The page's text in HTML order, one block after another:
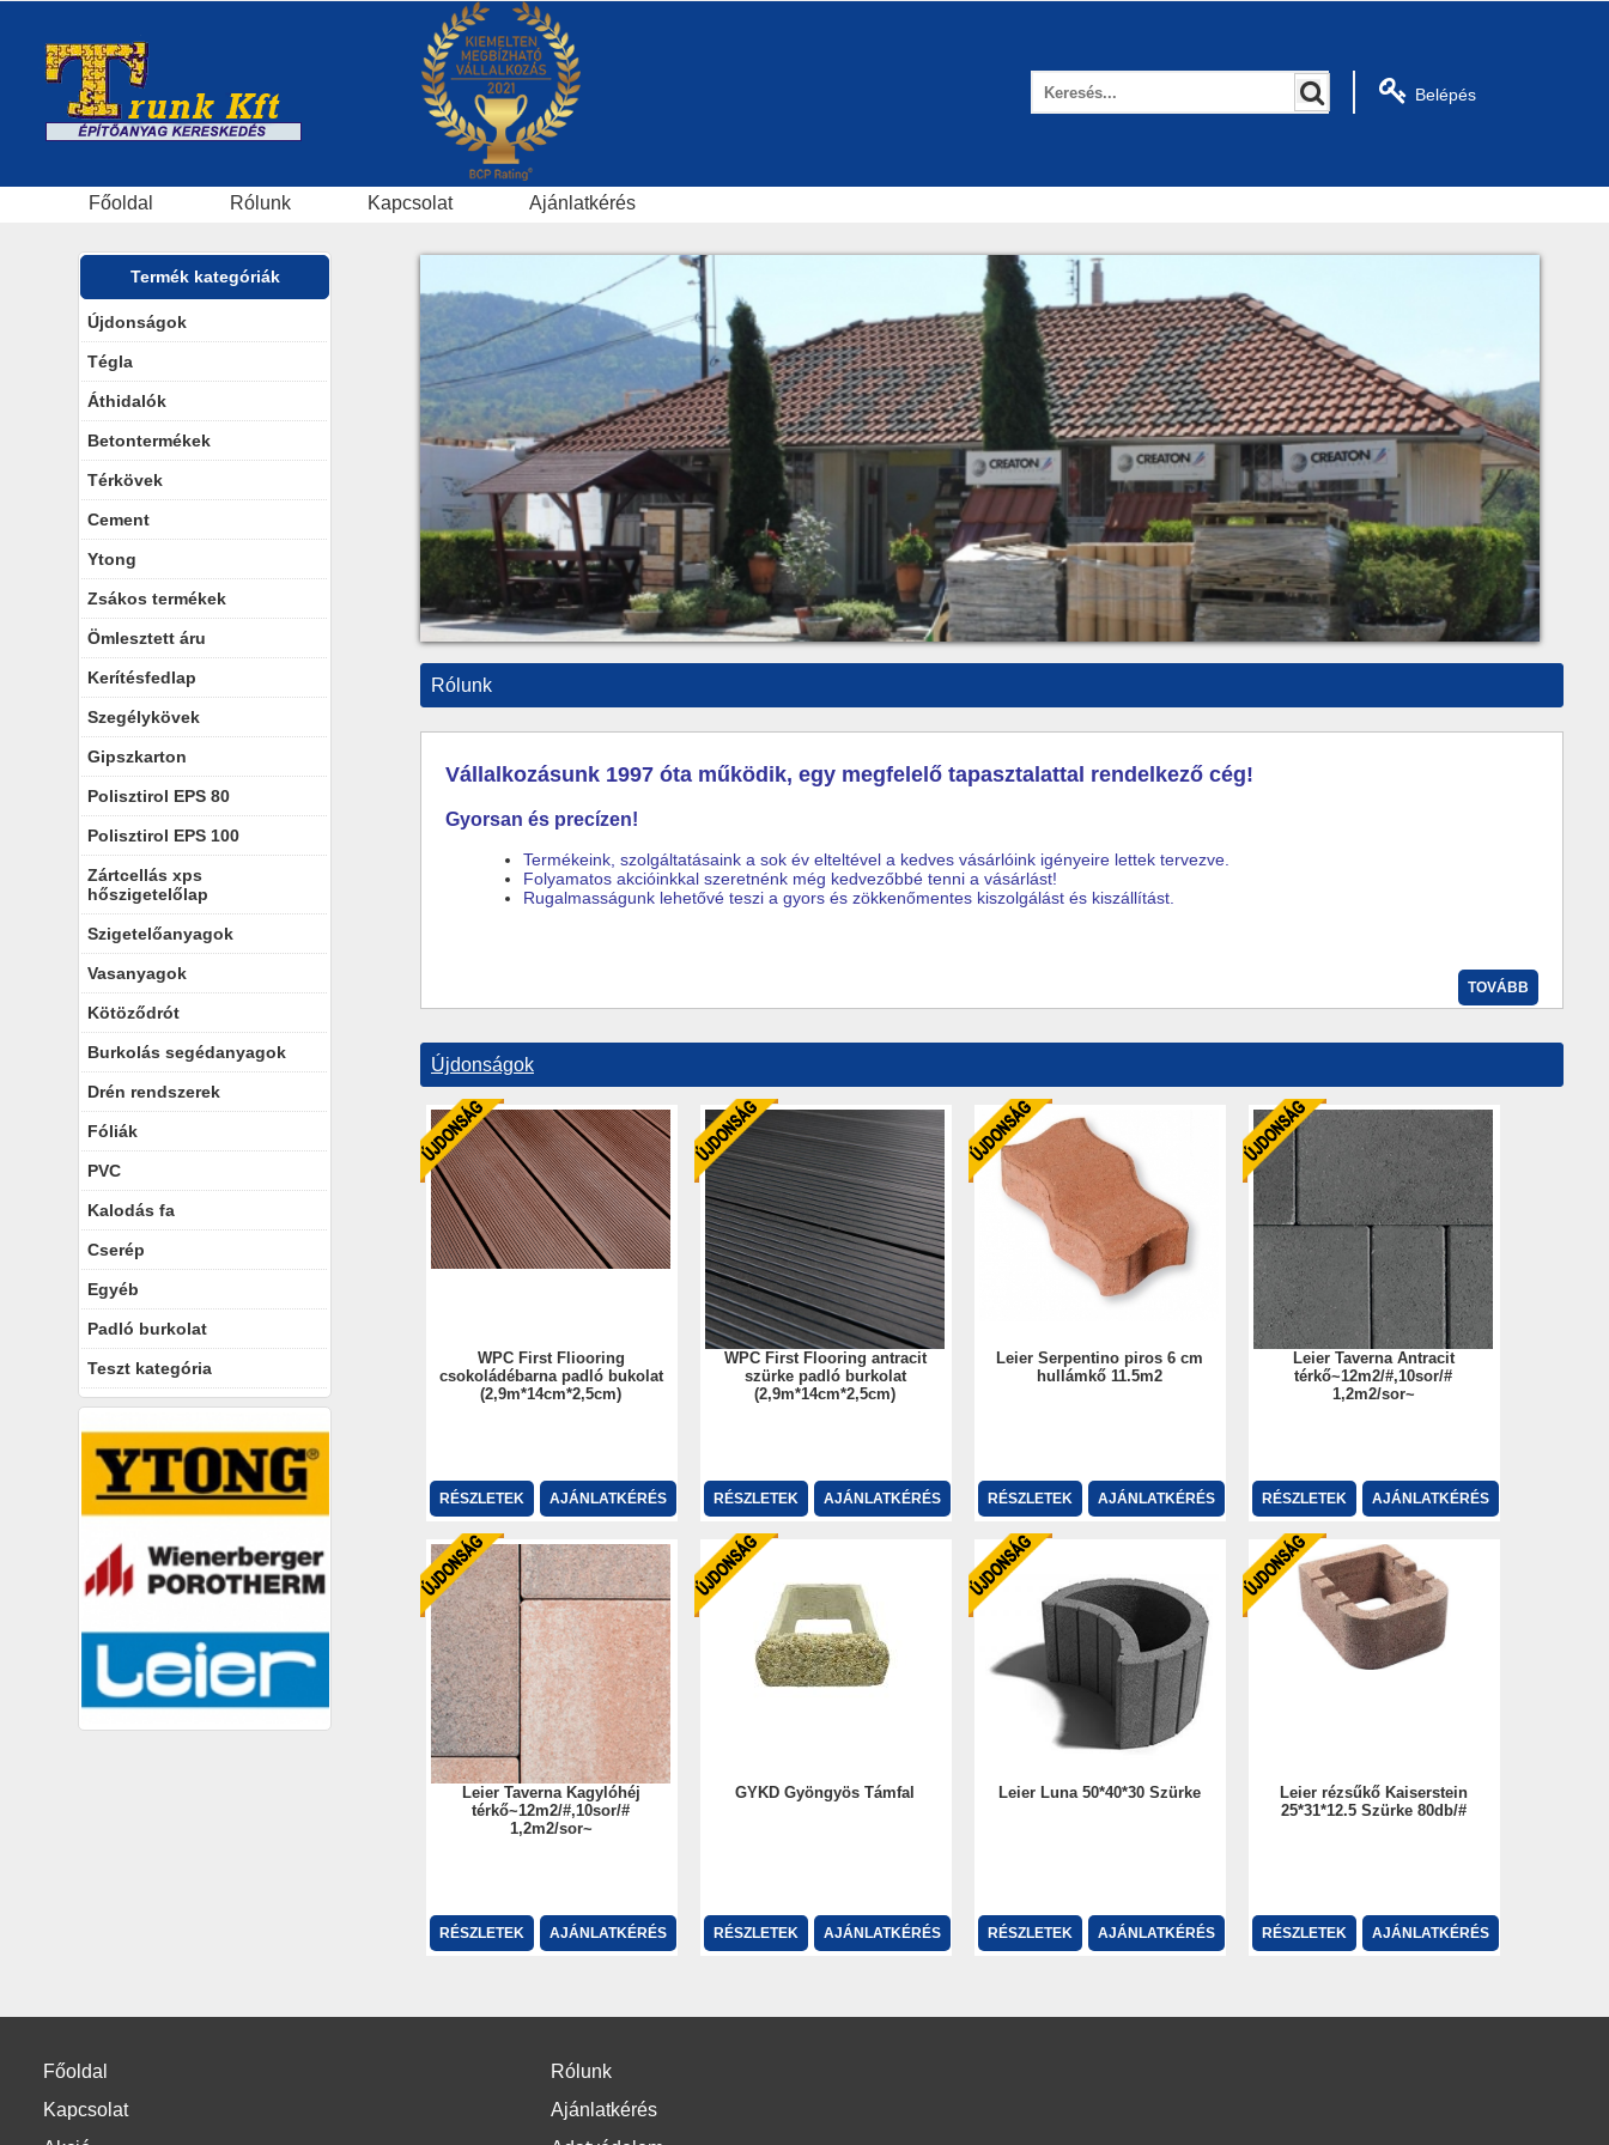
Belépés
Főoldal Rólunk Kapcsolat Ajánlatkérés
Termék kategóriák
Újdonságok
Tégla
Áthidalók
Betontermékek
Térkövek
Cement
Ytong
Zsákos termékek
Ömlesztett áru
Kerítésfedlap
Szegélykövek
Gipszkarton
Polisztirol EPS 80
Polisztirol EPS 100
Zártcellás xps
hőszigetelőlap
Szigetelőanyagok
Vasanyagok
Kötöződrót
Burkolás segédanyagok
Drén rendszerek
Fóliák
PVC
Kalodás fa
Cserép
Egyéb
Padló burkolat
Teszt kategória
Rólunk
Vállalkozásunk 1997 óta működik, egy megfelelő tapasztalattal rendelkező cég!
Gyorsan és precízen!
Termékeink, szolgáltatásaink a sok év elteltével a kedves vásárlóink igényeire lettek tervezve.
Folyamatos akcióinkkal szeretnénk még kedvezőbbé tenni a vásárlást!
Rugalmasságunk lehetővé teszi a gyors és zökkenőmentes kiszolgálást és kiszállítást.
TOVÁBB
Újdonságok
WPC First Fliooring
csokoládébarna padló bukolat
(2,9m*14cm*2,5cm)
RÉSZLETEK AJÁNLATKÉRÉS
WPC First Flooring antracit
szürke padló burkolat
(2,9m*14cm*2,5cm)
RÉSZLETEK AJÁNLATKÉRÉS
Leier Serpentino piros 6 cm
hullámkő 11.5m2
RÉSZLETEK AJÁNLATKÉRÉS
Leier Taverna Antracit
térkő~12m2/#,10sor/#
1,2m2/sor~
RÉSZLETEK AJÁNLATKÉRÉS
Leier Taverna Kagylóhéj
térkő~12m2/#,10sor/#
1,2m2/sor~
RÉSZLETEK AJÁNLATKÉRÉS
GYKD Gyöngyös Támfal
RÉSZLETEK AJÁNLATKÉRÉS
Leier Luna 50*40*30 Szürke
RÉSZLETEK AJÁNLATKÉRÉS
Leier rézsűkő Kaiserstein
25*31*12.5 Szürke 80db/#
RÉSZLETEK AJÁNLATKÉRÉS
Főoldal
Kapcsolat
Rólunk
Ajánlatkérés